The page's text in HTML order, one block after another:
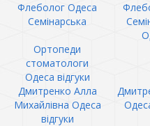
Флеболог Одеса
Семінарська
Ортопеди
стоматологи
Одеса відгуки
Дмитренко Алла
Михайлівна Одеса
відгуки